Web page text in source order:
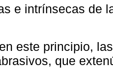
e intrínsecas de
este principio,
que